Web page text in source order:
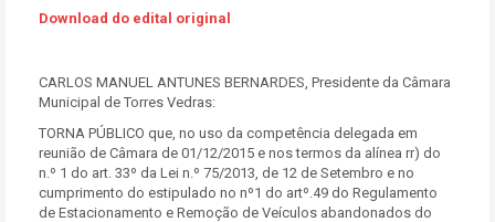
Download do edital original
CARLOS MANUEL ANTUNES BERNARDES, Presidente da Câmara
Municipal de Torres Vedras:
TORNA PÚBLICO que, no uso da competência delegada em
reunião de Câmara de 01/12/2015 e nos termos da alínea rr) do
n.º 1 do art. 33º da Lei n.º 75/2013, de 12 de Setembro e no
cumprimento do estipulado no nº1 do artº.49 do Regulamento
de Estacionamento e Remoção de Veículos abandonados do